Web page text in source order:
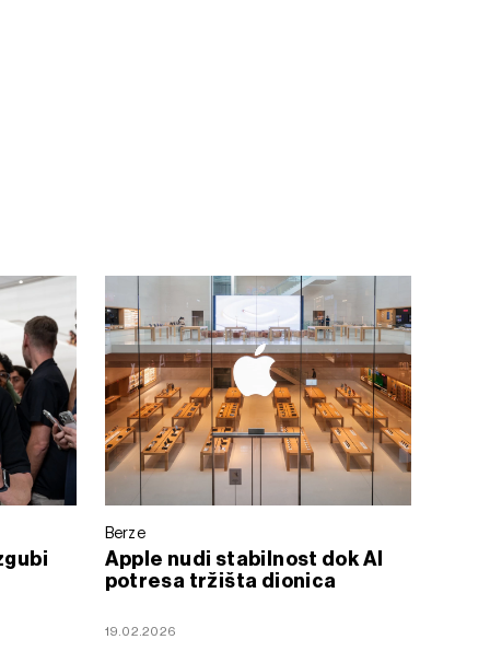
Berze
Apple nudi stabilnost dok AI
potresa tržišta dionica
19.02.2026